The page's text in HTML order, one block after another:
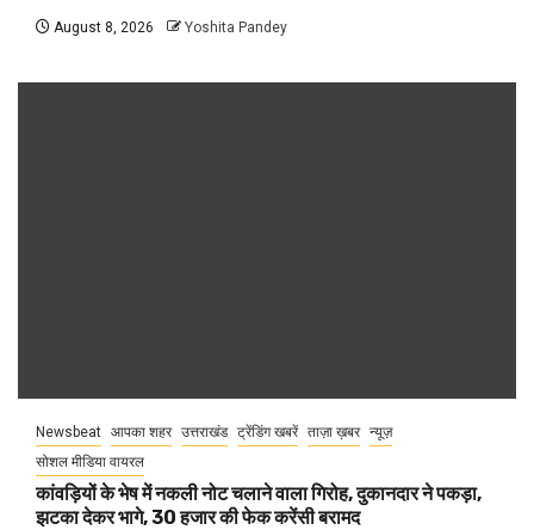
August 8, 2026 Yoshita Pandey
Newsbeat आपका शहर उत्तराखंड ट्रेंडिंग खबरें ताज़ा ख़बर न्यूज़
सोशल मीडिया वायरल
कांवड़ियों के भेष में नकली नोट चलाने वाला गिरोह, दुकानदार ने पकड़ा,
झटका देकर भागे, 30 हजार की फेक करेंसी बरामद